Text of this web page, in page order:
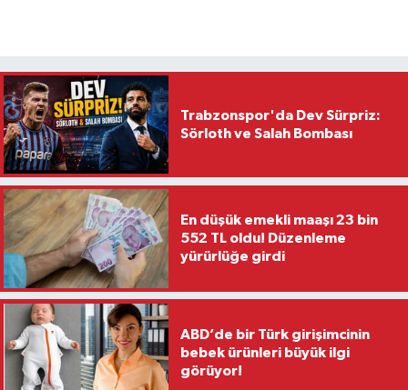
Trabzonspor'da Dev Sürpriz:
Sörloth ve Salah Bombası
En düşük emekli maaşı 23 bin
552 TL oldu! Düzenleme
yürürlüğe girdi
ABD’de bir Türk girişimcinin
bebek ürünleri büyük ilgi
görüyor!